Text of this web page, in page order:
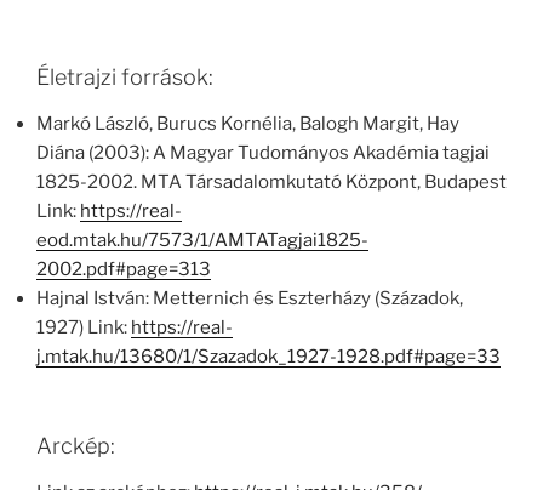
Életrajzi források:
Markó László, Burucs Kornélia, Balogh Margit, Hay
Diána (2003): A Magyar Tudományos Akadémia tagjai
1825-2002. MTA Társadalomkutató Központ, Budapest
Link: https://real-
eod.mtak.hu/7573/1/AMTATagjai1825-
2002.pdf#page=313
Hajnal István: Metternich és Eszterházy (Századok,
1927) Link: https://real-
j.mtak.hu/13680/1/Szazadok_1927-1928.pdf#page=33
Arckép: